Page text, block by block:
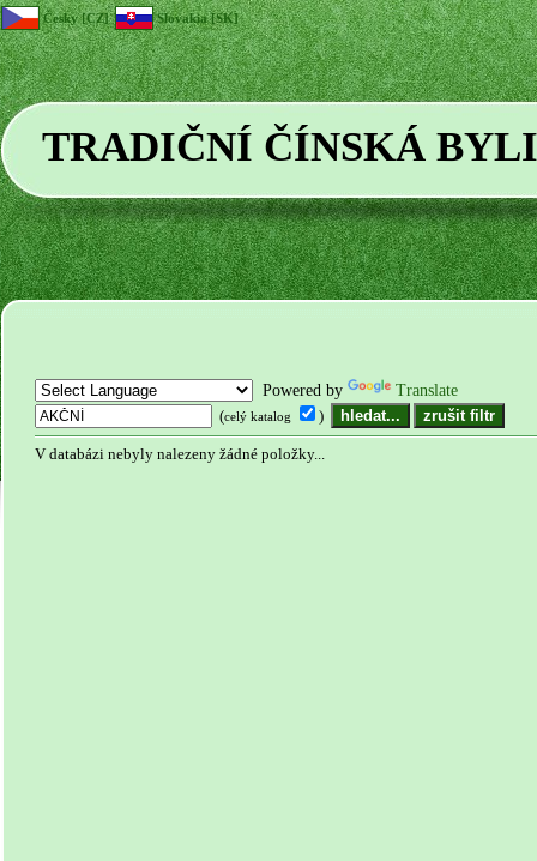
TRADIČNÍ ČÍNSKÁ
Česky [CZ] Slovakia [SK]
Powered by
Translate
(celý katalog )
V databázi nebyly nalezeny žádné položky...